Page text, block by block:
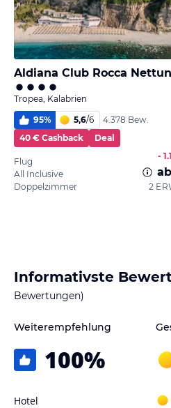
Tropea, Kalabrien
95% 5,6/6
4.378 Bew.
40 € Cashback
Deal
Flug
All Inclusive
Doppelzimmer
-
ab
2
Informativste
Bewertungen)
Weiterempfehlung
100%
Hotel